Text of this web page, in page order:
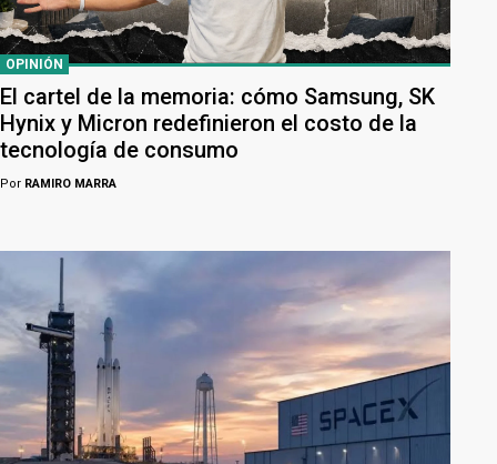
OPINIÓN
El cartel de la memoria: cómo Samsung, SK
Hynix y Micron redefinieron el costo de la
tecnología de consumo
Por RAMIRO MARRA